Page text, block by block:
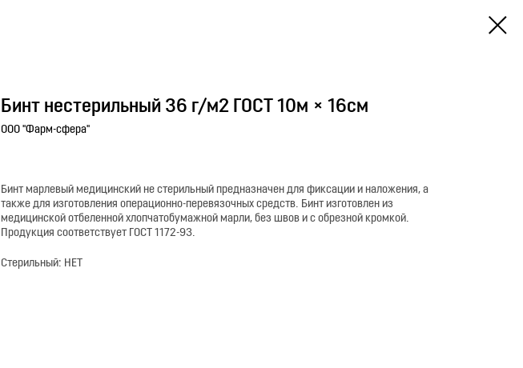
Бинт нестерильный 36 г/м2 ГОСТ 10м × 16см
ООО "Фарм-сфера"
Бинт марлевый медицинский не стерильный предназначен для фиксации и наложения, а
также для изготовления операционно-перевязочных средств. Бинт изготовлен из
медицинской отбеленной хлопчатобумажной марли, без швов и с обрезной кромкой.
Продукция соответствует ГОСТ 1172-93.
Стерильный: НЕТ